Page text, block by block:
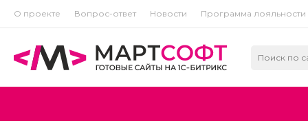
О проекте Вопрос-ответ Новости Программа лояльности